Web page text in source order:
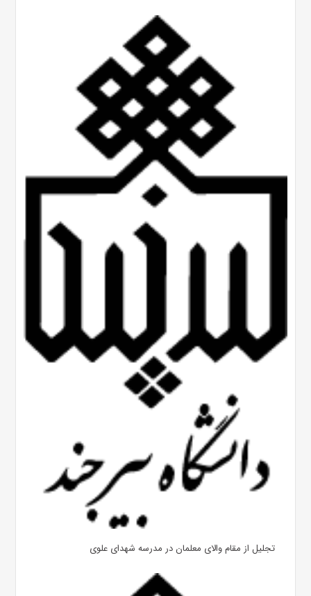
تجلیل از مقام والای معلمان در مدرسه شهدای علوی